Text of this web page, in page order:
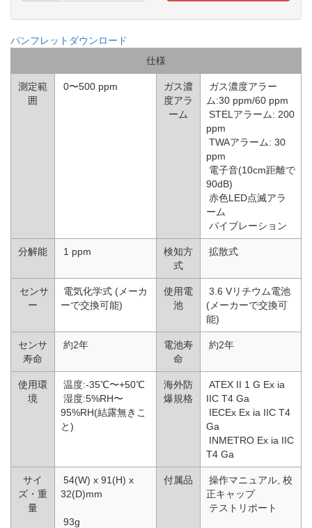
パンフレットダウンロード
仕様
測定範
囲
0〜500 ppm
ガス濃
度アラ
ーム
ガス濃度アラー
ム:30 ppm/60 ppm
STELアラーム: 200
ppm
TWAアラーム: 30
ppm
電子音(10cm距離で
90dB)
赤色LED点滅アラ
ーム
バイブレーション
分解能 1 ppm
検知方
式
拡散式
センサ
ー
電気化学式 (メーカ
ーで交換可能)
使用電
池
3.6 Vリチウム電池
(メーカーで交換可
能)
センサ
寿命
約2年
電池寿
命
約2年
使用環
境
温度:-35℃〜+50℃
湿度:5%RH〜
95%RH(結露無きこ
と)
海外防
爆規格
ATEX II 1 G Ex ia
IIC T4 Ga
IECEx Ex ia IIC T4
Ga
INMETRO Ex ia IIC
T4 Ga
サイ
ズ・重
量
54(W) x 91(H) x
32(D)mm
93g
付属品
操作マニュアル, 校
正キャップ
テストリポート